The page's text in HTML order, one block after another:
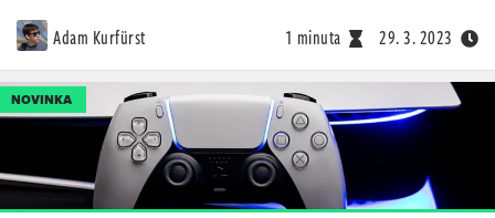
Adam Kurfürst 1 minuta 29. 3. 2023
NOVINKA